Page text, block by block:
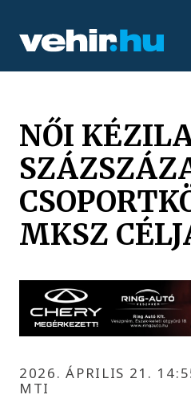
NŐI
MKSZ
2026. ÁPRILIS 21.
MTI